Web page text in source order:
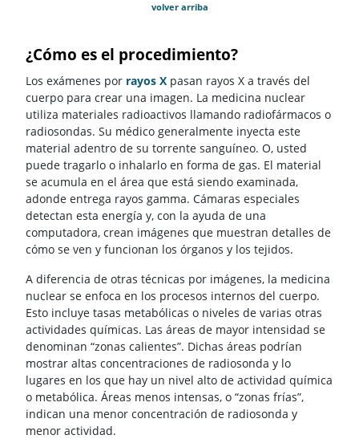
volver arriba
¿Cómo es el procedimiento?
Los exámenes por rayos X pasan rayos X a través del
cuerpo para crear una imagen. La medicina nuclear
utiliza materiales radioactivos llamando radiofármacos o
radiosondas. Su médico generalmente inyecta este
material adentro de su torrente sanguíneo. O, usted
puede tragarlo o inhalarlo en forma de gas. El material
se acumula en el área que está siendo examinada,
adonde entrega rayos gamma. Cámaras especiales
detectan esta energía y, con la ayuda de una
computadora, crean imágenes que muestran detalles de
cómo se ven y funcionan los órganos y los tejidos.
A diferencia de otras técnicas por imágenes, la medicina
nuclear se enfoca en los procesos internos del cuerpo.
Esto incluye tasas metabólicas o niveles de varias otras
actividades químicas. Las áreas de mayor intensidad se
denominan “zonas calientes”. Dichas áreas podrían
mostrar altas concentraciones de radiosonda y lo
lugares en los que hay un nivel alto de actividad química
o metabólica. Áreas menos intensas, o “zonas frías”,
indican una menor concentración de radiosonda y
menor actividad.